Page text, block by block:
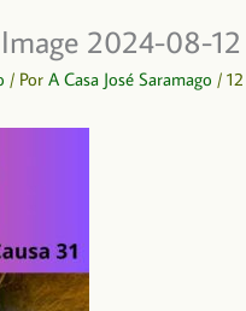
2024-08-12
/ Por A Casa José Saramago /